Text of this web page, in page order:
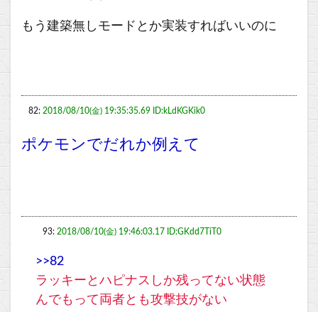
もう建築無しモードとか実装すればいいのに
82: 2018/08/10(金) 19:35:35.69 ID:kLdKGKik0
ポケモンでだれか例えて
93: 2018/08/10(金) 19:46:03.17 ID:GKdd7TiT0
>>82
ラッキーとハピナスしか残ってない状態
んでもって両者とも攻撃技がない